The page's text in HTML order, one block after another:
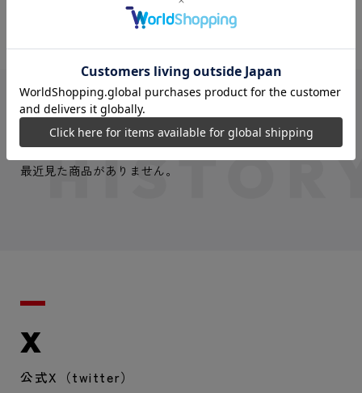
最近見た商品
最近見た商品がありません。
X
公式X（twitter）